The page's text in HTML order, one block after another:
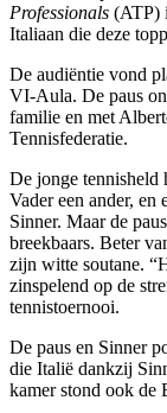
Professionals (ATP)
Italiaan die deze
De audiëntie vond
VI-Aula. De paus
familie en met
Tennisfederatie.
De jonge tennisheld
Vader een ander, en
Sinner. Maar de
breekbaars. Beter
zijn witte soutane.
zinspelend op de
tennistoernooi.
De paus en Sinner
die Italië dankzij
kamer stond ook